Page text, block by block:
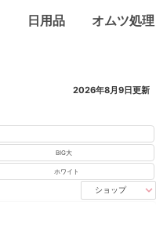
日用品 オムツ処理
2026年8月9日更新
BIG大
ホワイト
ショップ